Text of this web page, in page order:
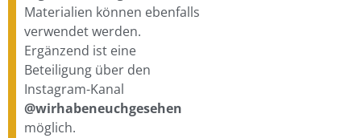
Materialien können ebenfalls
verwendet werden.
Ergänzend ist eine
Beteiligung über den
Instagram-Kanal
@wirhabeneuchgesehen
möglich.